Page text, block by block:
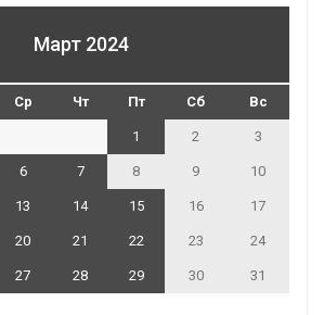
Март 2024
Ср Чт Пт Сб Вс
1 2 3
6 7 8 9 10
13 14 15 16 17
20 21 22 23 24
27 28 29 30
31